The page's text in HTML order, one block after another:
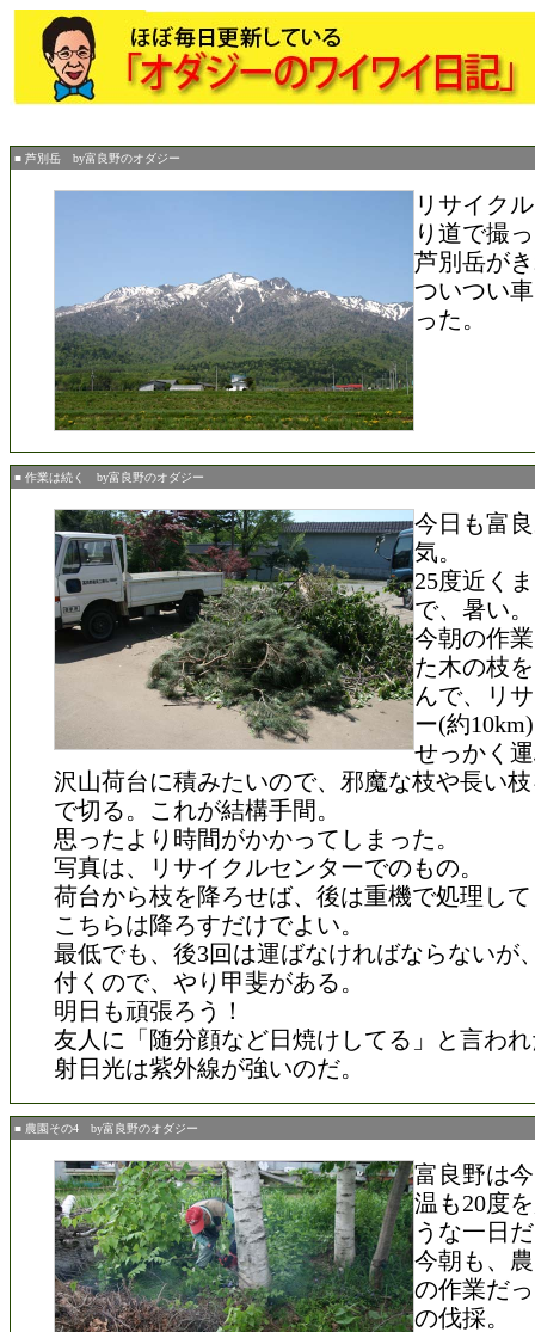
■ 芦別岳 by富良野のオダジー
リサイク
り道で撮
芦別岳が
ついつい
った。
■ 作業は続く by富良野のオダジー
今日も富
気。
25度近く
で、暑い。
今朝の作
た木の枝
んで、リ
ー(約
せっかく
沢山荷台に積みたいので、邪魔な枝や長い
で切る。これが結構手間。
思ったより時間がかかってしまった。
写真は、リサイクルセンターでのもの。
荷台から枝を降ろせば、後は重機で処理し
こちらは降ろすだけでよい。
最低でも、後3回は運ばなければならないが
付くので、やり甲斐がある。
明日も頑張ろう！
友人に「随分顔など日焼けしてる」と言わ
射日光は紫外線が強いのだ。
■ 農園その4 by富良野のオダジー
富良野は
温も20度
うな一日
今朝も、
の作業だ
の伐採。